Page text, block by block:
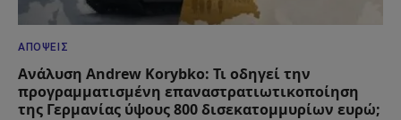
ΑΠΌΨΕΙΣ
Ανάλυση Andrew Korybko: Τι οδηγεί την
προγραμματισμένη επαναστρατιωτικοποίηση
της Γερμανίας ύψους 800 δισεκατομμυρίων ευρώ;